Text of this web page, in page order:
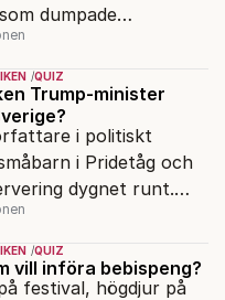
dumpade
Har du koll på
snackisar?
QUIZ
Trump-minister
i politiskt
i Pridetåg och
dygnet runt.
på veckans politiska
QUIZ
vill införa bebispeng?
festival, högdjur på